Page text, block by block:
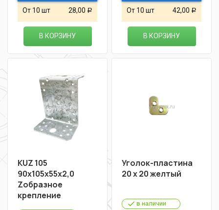
От 10 шт 28,00 Р
В КОРЗИНУ
От 10 шт 42,00 Р
В КОРЗИНУ
KUZ 105
90х105х55х2,0
Zобразное
крепление
Уголок-пластина
20 х 20 желтый
в наличии